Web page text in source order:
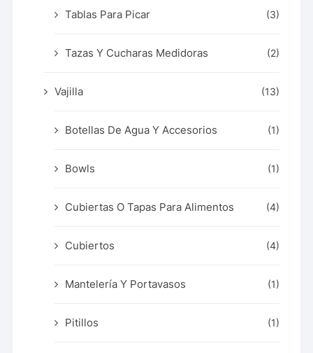
Tablas Para Picar (3)
Tazas Y Cucharas Medidoras (2)
Vajilla (13)
Botellas De Agua Y Accesorios (1)
Bowls (1)
Cubiertas O Tapas Para Alimentos (4)
Cubiertos (4)
Mantelería Y Portavasos (1)
Pitillos (1)